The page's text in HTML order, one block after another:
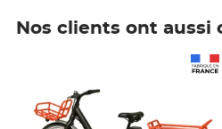
Nos clients ont aussi